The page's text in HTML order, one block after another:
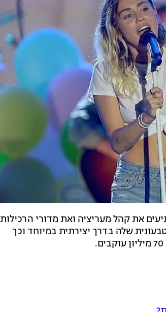
את קהל מעריציה ואת מדורי הרכילות
את האג'נדה הטבעונית שלה בדרך יצירתית במיוחד וכך